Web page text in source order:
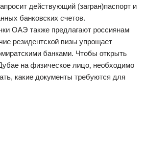
действующий (загран)паспорт и
банковских счетов.
ОАЭ также предлагают россиянам
резидентской визы упрощает
банками. Чтобы открыть
на физическое лицо, необходимо
какие документы требуются для